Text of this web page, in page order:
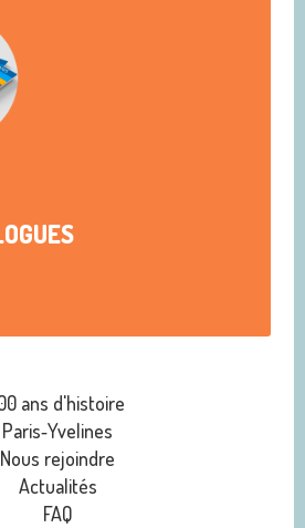
ans d'histoire
Paris‑Yvelines
Nous rejoindre
Actualités
FAQ